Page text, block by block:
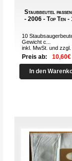
Staubbeutel
- 2006 - Top Ten -
10
Gewicht c...
inkl. MwSt. und
Preis ab: 10,60€
In den